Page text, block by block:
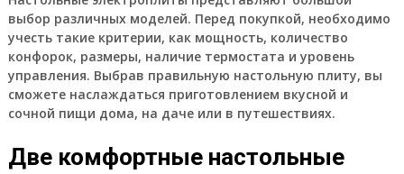
выбор различных моделей. Перед покупкой, необходимо
учесть такие критерии, как мощность, количество
конфорок, размеры, наличие термостата и уровень
управления. Выбрав правильную настольную плиту, вы
сможете наслаждаться приготовлением вкусной и
сочной пищи дома, на даче или в путешествиях.
Две комфортные настольные